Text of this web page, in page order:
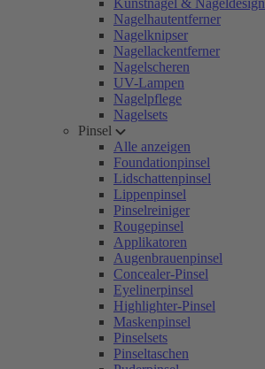
Kunstnägel & Nageldesign
Nagelhautentferner
Nagelknipser
Nagellackentferner
Nagelscheren
UV-Lampen
Nagelpflege
Nagelsets
Pinsel
Alle anzeigen
Foundationpinsel
Lidschattenpinsel
Lippenpinsel
Pinselreiniger
Rougepinsel
Applikatoren
Augenbrauenpinsel
Concealer-Pinsel
Eyelinerpinsel
Highlighter-Pinsel
Maskenpinsel
Pinselsets
Pinseltaschen